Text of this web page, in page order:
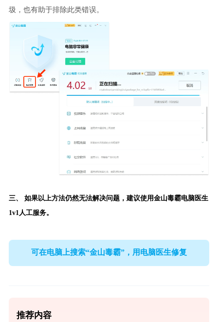
圾，也有助于排除此类错误。
三、 如果以上方法仍然无法解决问题，建议使用金山毒霸电脑医生
1v1人工服务。
可在电脑上搜索“金山毒霸”，用电脑医生修复
推荐内容